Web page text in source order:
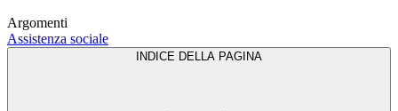
Argomenti
Assistenza sociale
INDICE DELLA PAGINA